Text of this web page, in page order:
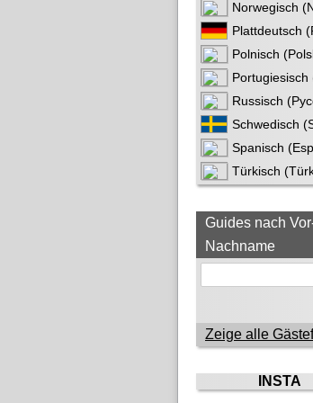
Norwegisch
Plattdeutsch
Polnisch
Portugiesisch
Russisch
Schwedisch
Spanisch
Türkisch
Guides nach
Nachname
Zeige alle
INSTA